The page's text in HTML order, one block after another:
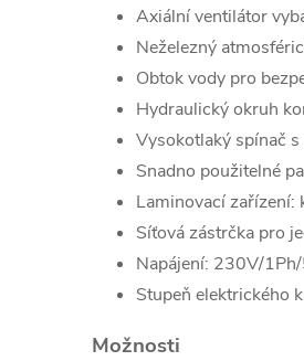
Axiální ventilátor
Neželezný
Obtok vody pro
Hydraulický okruh
Vysokotlaký spínač
Snadno použitelné
Laminovací zařízení:
Síťová zástrčka pro
Napájení: 230V/
Stupeň elektrického
Možnosti